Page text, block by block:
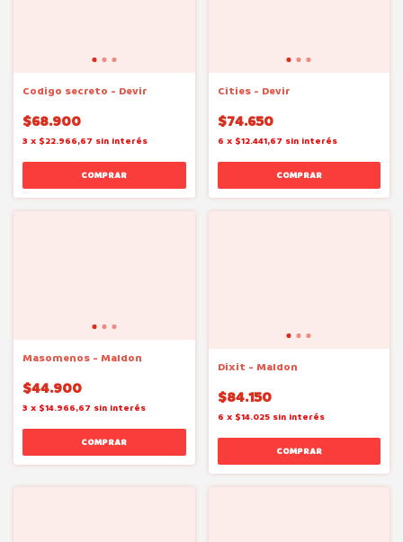
Codigo secreto - Devir
$68.900
3 x $22.966,67 sin interés
Cities - Devir
$74.650
6 x $12.441,67 sin interés
Masomenos - Maldon
$44.900
3 x $14.966,67 sin interés
Dixit - Maldon
$84.150
6 x $14.025 sin interés